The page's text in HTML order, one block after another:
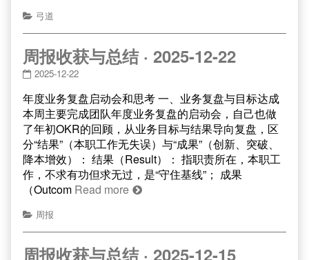
弓道
周报收获与总结 · 2025-12-22
2025-12-22
年度业务复盘启动会和思考 一、业务复盘与目标达成
本周主要完成团队年度业务复盘的启动会，自己也做
了年初OKR的回顾，从业务目标与结果导向复盘，区
分“结果”（本职工作无失误）与“成果”（创新、突破、
降本增效）： 结果（Result）： 指职责所在，本职工
作，不求有功但求无过，是“守住基线”； 成果
（Outcom Read more
周报
周报收获与总结 · 2025-12-15